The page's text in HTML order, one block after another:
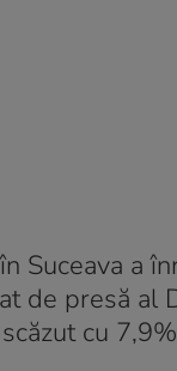
Suceava a
de presă al
cu